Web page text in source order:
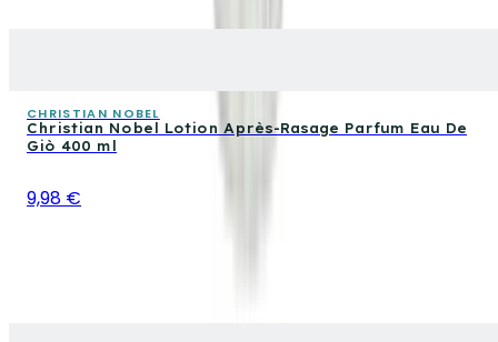
CHRISTIAN NOBEL
Christian Nobel Lotion Après-Rasage Parfum Eau De
Giò 400 ml
9,98 €